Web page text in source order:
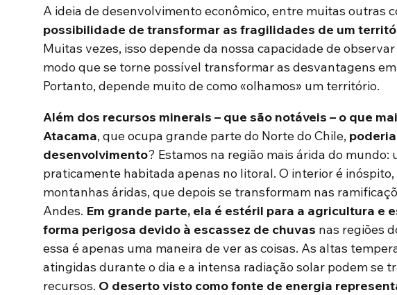
A ideia de desenvolvimento econômico, entre muitas outras
possibilidade de transformar as fragilidades de um
Muitas vezes, isso depende da nossa capacidade de
modo que se torne possível transformar as desvantagens
Portanto, depende muito de como «olhamos» um território.
Além dos recursos minerais – que são notáveis ​​– o que
Atacama, que ocupa grande parte do Norte do Chile,
desenvolvimento? Estamos na região mais árida do
praticamente habitada apenas no litoral. O interior é
montanhas áridas, que depois se transformam nas
Andes. Em grande parte, ela é estéril para a agricultura e
forma perigosa devido à escassez de chuvas nas regiões
essa é apenas uma maneira de ver as coisas. As altas
atingidas durante o dia e a intensa radiação solar podem se
recursos. O deserto visto como fonte de energia